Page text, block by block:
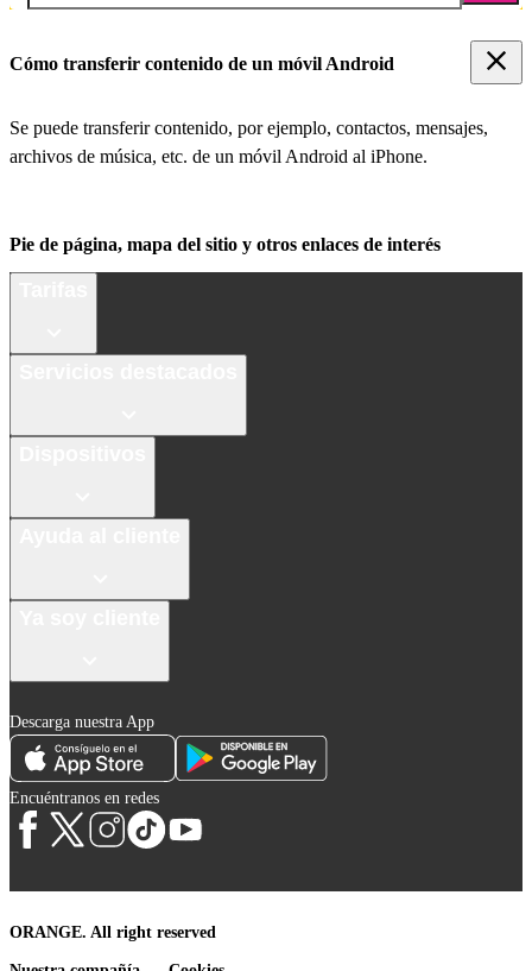
Cómo transferir contenido de un móvil Android
Se puede transferir contenido, por ejemplo, contactos, mensajes,
archivos de música, etc. de un móvil Android al iPhone.
Pie de página, mapa del sitio y otros enlaces de interés
Descarga nuestra App
Encuéntranos en redes
ORANGE. All right reserved